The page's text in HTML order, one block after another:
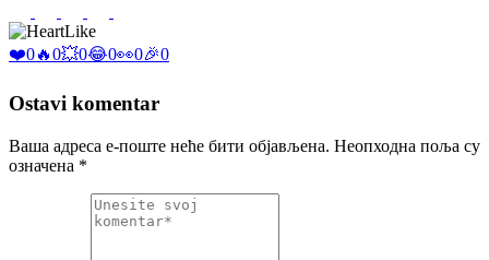
Like
❤️0🔥0💥0😂0👀0🎉0
Ostavi komentar
Ваша адреса е-поште неће бити објављена. Неопходна поља су
означена *